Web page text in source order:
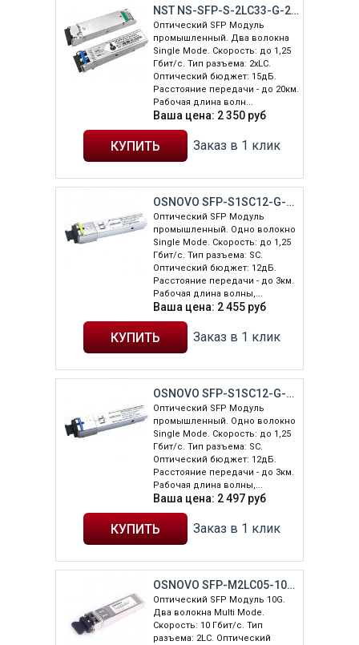
NST NS-SFP-S-2LC33-G-20/I
Оптический SFP Модуль
промышленный. Два волокна
Single Mode. Скорость: до 1,25
Гбит/c. Тип разъема: 2xLC.
Оптический бюджет: 15дБ.
Расстояние передачи - до 20км.
Рабочая длина волн...
Ваша цена: 2 350 руб
Заказ в 1 клик
OSNOVO SFP-S1SC12-G-1550-1310-I
Оптический SFP Модуль
промышленный. Одно волокно
Single Mode. Скорость: до 1,25
Гбит/c. Тип разъема: SC.
Оптический бюджет: 12дБ.
Расстояние передачи - до 3км.
Рабочая длина волны,...
Ваша цена: 2 455 руб
Заказ в 1 клик
OSNOVO SFP-S1SC12-G-1310-1550-I
Оптический SFP Модуль
промышленный. Одно волокно
Single Mode. Скорость: до 1,25
Гбит/c. Тип разъема: SC.
Оптический бюджет: 12дБ.
Расстояние передачи - до 3км.
Рабочая длина волны,...
Ваша цена: 2 497 руб
Заказ в 1 клик
OSNOVO SFP-M2LC05-10G-850-850
Оптический SFP Модуль 10G.
Два волокна Multi Mode.
Скорость: 10 Гбит/c. Тип
разъема: 2LC. Оптический